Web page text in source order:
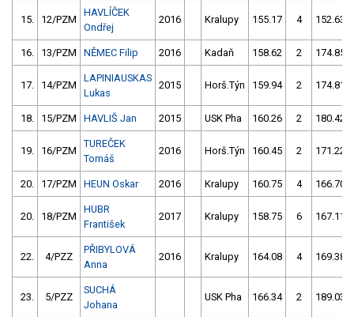
15. 12/PZM
HAVLÍČEK
Ondřej
2016 Kralupy 155.17 4 152.63
16. 13/PZM NĚMEC Filip 2016 Kadaň 158.62 2 174.85
17. 14/PZM
LAPINIAUSKAS
Lukas
2015 Horš.Týn 159.94 2 174.81
18. 15/PZM HAVLIŠ Jan 2015 USK Pha 160.26 2 180.42
19. 16/PZM
TUREČEK
Tomáš
2016 Horš.Týn 160.45 2 171.22
20. 17/PZM HEUN Oskar 2016 Kralupy 160.75 4 166.70
20. 18/PZM
HUBR
František
2017 Kralupy 158.75 6 167.11
22. 4/PZZ
PŘIBYLOVÁ
Anna
2016 Kralupy 164.08 4 169.38
23. 5/PZZ
SUCHÁ
Johana
USK Pha 166.34 2 189.03